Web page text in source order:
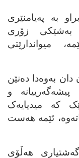
به‌ په‌یامنێری
به‌شێکی زۆری
میواندارێتی
دان به‌وه‌دا ده‌نێن
و
که‌ میدیایه‌ک
ئێمه‌ هه‌ست
گه‌شتیاری هه‌ڵۆی